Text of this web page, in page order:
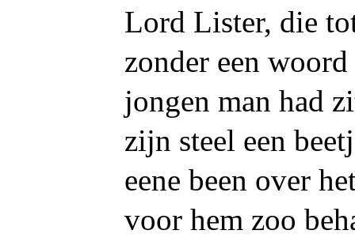
Lord Lister, die
zonder een
jongen man had
zijn steel een
eene been over
voor hem zoo